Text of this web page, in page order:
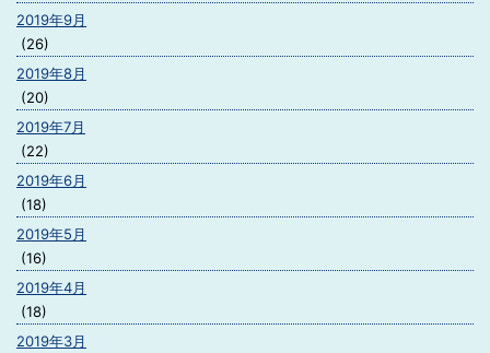
2019年9月
(26)
2019年8月
(20)
2019年7月
(22)
2019年6月
(18)
2019年5月
(16)
2019年4月
(18)
2019年3月